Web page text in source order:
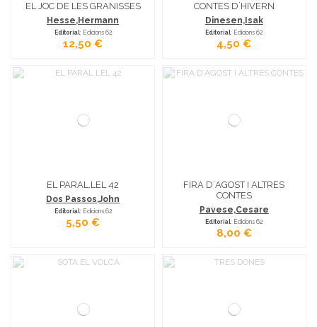
EL JOC DE LES GRANISSES
Hesse,Hermann
Editorial: Edicions 62
12,50 €
CONTES D´HIVERN
Dinesen,Isak
Editorial: Edicions 62
4,50 €
EL PARAL.LEL 42
Dos Passos,John
Editorial: Edicions 62
5,50 €
FIRA D´AGOST I ALTRES
CONTES
Pavese,Cesare
Editorial: Edicions 62
8,00 €